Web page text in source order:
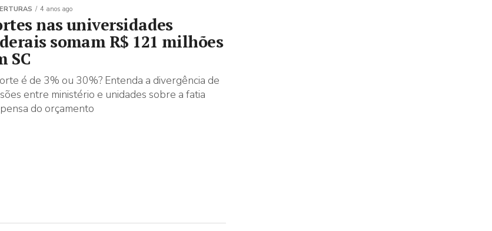
4 anos ago
nas universidades
somam R$ 121 milhões
SC
é de 3% ou 30%? Entenda a divergência de
entre ministério e unidades sobre a fatia
do orçamento